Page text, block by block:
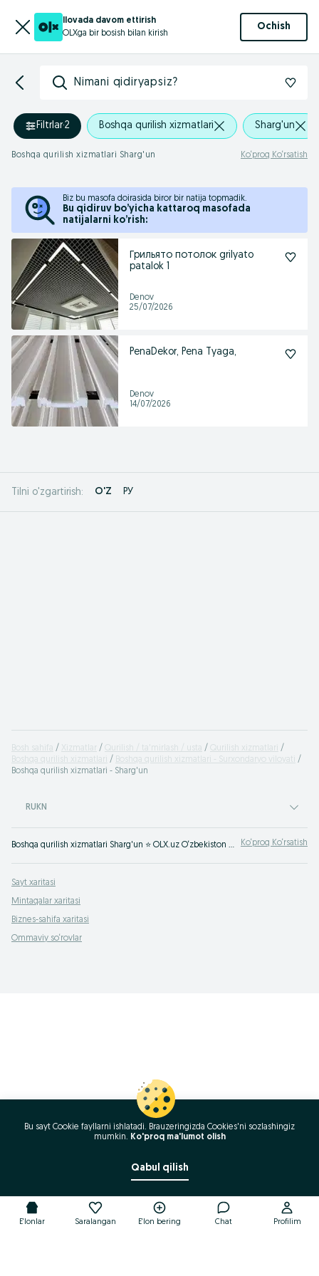
Ilovada davom ettirish
OLXga bir bosish bilan kirish
Ochish
Nimani qidiryapsiz?
Filtrlar·2 Boshqa qurilish xizmatlari Sharg'un
Boshqa qurilish xizmatlari Sharg'un Ko‘proq Ko‘rsatish
Biz bu masofa doirasida biror bir natija topmadik.
Bu qidiruv bo’yicha kattaroq masofada
natijalarni ko’rish:
Грильято потолок grilyato
patalok 1
Denov
25/07/2026
PenaDekor, Pena Tyaga,
Denov
14/07/2026
Tilni o'zgartirish: O'Z РУ
Bosh sahifa Xizmatlar Qurilish / ta'mirlash / usta
Qurilish xizmatlari
Boshqa qurilish xizmatlari
Boshqa qurilish xizmatlari - Surxondaryo viloyati
Boshqa qurilish xizmatlari - Sharg'un
RUKN
Boshqa qurilish xizmatlari Sharg'un ⭐ OLX.uz O‘zbekiston e‘lonlar taxtasida tez va oson xizmatni topish yoki ko‘rsatish mumkin ✔️ Eng yaxshi xizmatni OLX.uzda toping! Ko‘proq Ko‘rsatish
Sayt xaritasi
Mintaqalar xaritasi
Biznes-sahifa xaritasi
Ommaviy so‘rovlar
E'lonlar Saralangan E'lon bering Chat Profilim
Bu sayt Cookie fayllarni ishlatadi. Brauzeringizda Cookies'ni sozlashingiz
mumkin. Ko'proq ma'lumot olish
Qabul qilish